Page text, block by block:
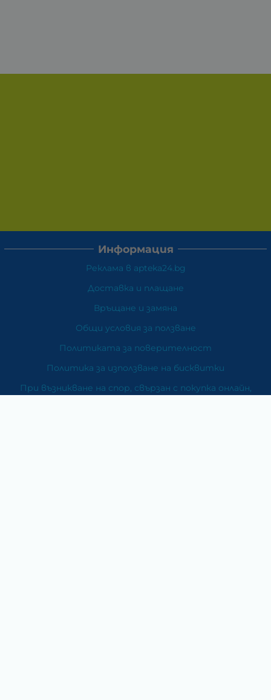
Информация
Реклама в apteka24.bg
Доставка и плащане
Връщане и замяна
Общи условия за ползване
Политиката за поверителност
Политика за използване на бисквитки
При възникване на спор, свързан с покупка онлайн,